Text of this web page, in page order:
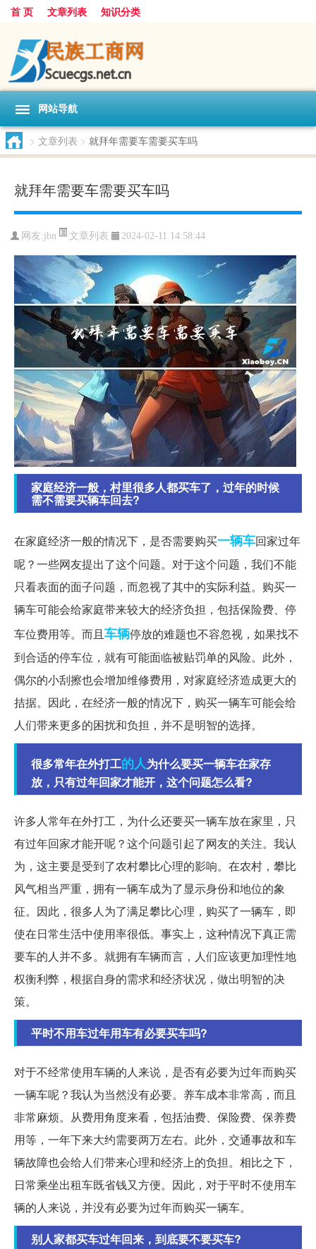
首 页 文章列表 知识分类
网站导航
> 文章列表 > 就拜年需要车需要买车吗
就拜年需要车需要买车吗
网友:jbn 文章列表 2024-02-11 14:58:44
家庭经济一般，村里很多人都买车了，过年的时候
需不需要买辆车回去?
在家庭经济一般的情况下，是否需要购买一辆车回家过年
呢？一些网友提出了这个问题。对于这个问题，我们不能
只看表面的面子问题，而忽视了其中的实际利益。购买一
辆车可能会给家庭带来较大的经济负担，包括保险费、停
车位费用等。而且车辆停放的难题也不容忽视，如果找不
到合适的停车位，就有可能面临被贴罚单的风险。此外，
偶尔的小刮擦也会增加维修费用，对家庭经济造成更大的
拮据。因此，在经济一般的情况下，购买一辆车可能会给
人们带来更多的困扰和负担，并不是明智的选择。
很多常年在外打工的人为什么要买一辆车在家存
放，只有过年回家才能开，这个问题怎么看?
许多人常年在外打工，为什么还要买一辆车放在家里，只
有过年回家才能开呢？这个问题引起了网友的关注。我认
为，这主要是受到了农村攀比心理的影响。在农村，攀比
风气相当严重，拥有一辆车成为了显示身份和地位的象
征。因此，很多人为了满足攀比心理，购买了一辆车，即
使在日常生活中使用率很低。事实上，这种情况下真正需
要车的人并不多。就拥有车辆而言，人们应该更加理性地
权衡利弊，根据自身的需求和经济状况，做出明智的决
策。
平时不用车过年用车有必要买车吗?
对于不经常使用车辆的人来说，是否有必要为过年而购买
一辆车呢？我认为当然没有必要。养车成本非常高，而且
非常麻烦。从费用角度来看，包括油费、保险费、保养费
用等，一年下来大约需要两万左右。此外，交通事故和车
辆故障也会给人们带来心理和经济上的负担。相比之下，
日常乘坐出租车既省钱又方便。因此，对于平时不使用车
辆的人来说，并没有必要为过年而购买一辆车。
别人家都买车过年回来，到底要不要买车?